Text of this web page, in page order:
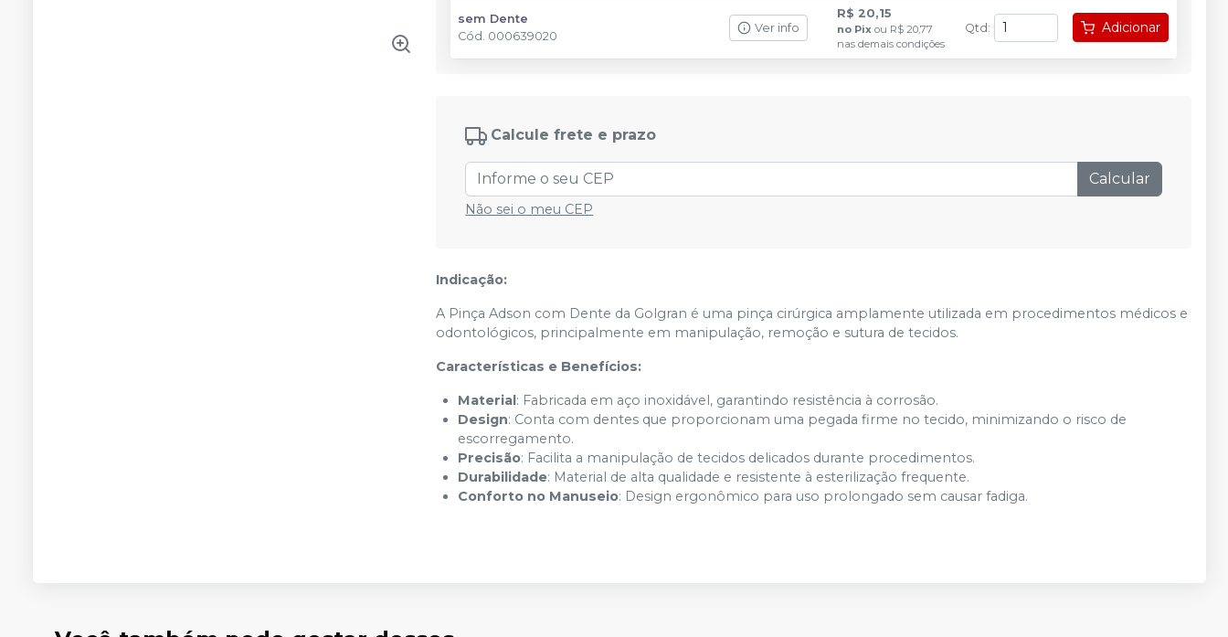
sem Dente
Cód. 000639020
Ver info
R$ 20,15
no Pix ou R$ 20,77
nas demais condições
Qtd : Adicionar
Calcule frete e prazo
Calcular
Não sei o meu CEP
Indicação:
A Pinça Adson com Dente da Golgran é uma pinça cirúrgica amplamente utilizada em procedimentos médicos e
odontológicos, principalmente em manipulação, remoção e sutura de tecidos.
Características e Benefícios:
Material: Fabricada em aço inoxidável, garantindo resistência à corrosão.
Design: Conta com dentes que proporcionam uma pegada firme no tecido, minimizando o risco de
escorregamento.
Precisão: Facilita a manipulação de tecidos delicados durante procedimentos.
Durabilidade: Material de alta qualidade e resistente à esterilização frequente.
Conforto no Manuseio: Design ergonômico para uso prolongado sem causar fadiga.